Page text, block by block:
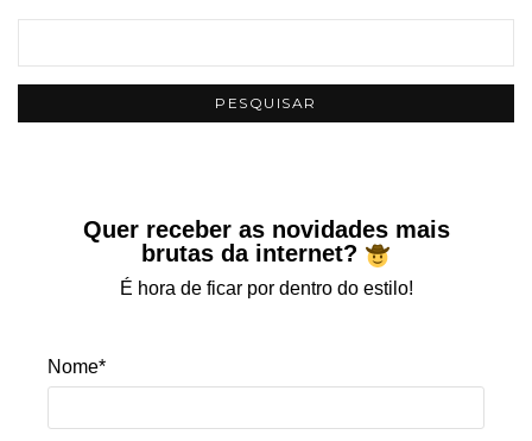
Quer receber as novidades mais
brutas da internet?
É hora de ficar por dentro do estilo!
Nome*